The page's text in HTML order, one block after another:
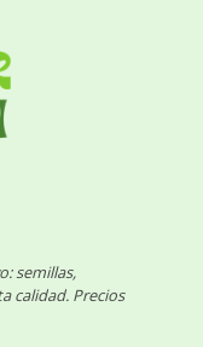
semillas,
calidad. Precios